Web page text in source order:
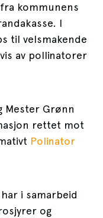
kommunens
I
til velsmakende
av pollinatorer
Mester Grønn
rettet mot
Polinator
i samarbeid
og